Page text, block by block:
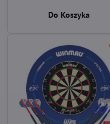
Do Koszyka